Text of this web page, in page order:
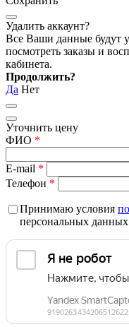
Удалить аккаунт?
Все Ваши данные будут
посмотреть заказы и
кабинета.
Продолжить?
Да Нет
Уточнить цену
ФИО *
E-mail *
Телефон *
Принимаю условия
персональных данных